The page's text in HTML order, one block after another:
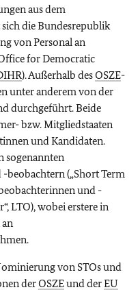
aus dem
die Bundesrepublik
von Personal an
for Democratic
). Außerhalb desOSZE-
unter anderem von der
durchgeführt. Beide
bzw. Mitgliedstaaten
und Kandidaten.
sogenannten
beobachtern („Short Term
und -
“, LTO), wobei erstere in
von STOs und
derOSZEund derEU